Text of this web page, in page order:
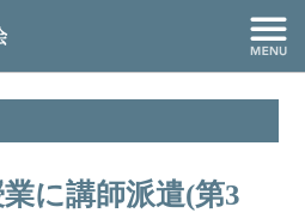
に講師派遣(第3